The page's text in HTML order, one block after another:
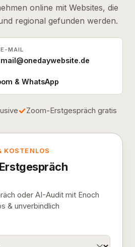
online mit Websites, die
regional gefunden werden.
E-MAIL
mail@onedaywebsite.de
& WhatsApp
Zoom-Erstgespräch gratis
KOSTENLOS
oder AI-Audit mit Enoch
& unverbindlich